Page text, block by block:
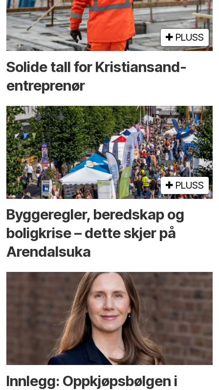
PLUSS
Solide tall for Kristiansand-
entreprenør
PLUSS
Bygge­regler, beredskap og
bolig­krise – dette skjer på
Arendals­uka
Innlegg: Oppkjøps­bølgen i